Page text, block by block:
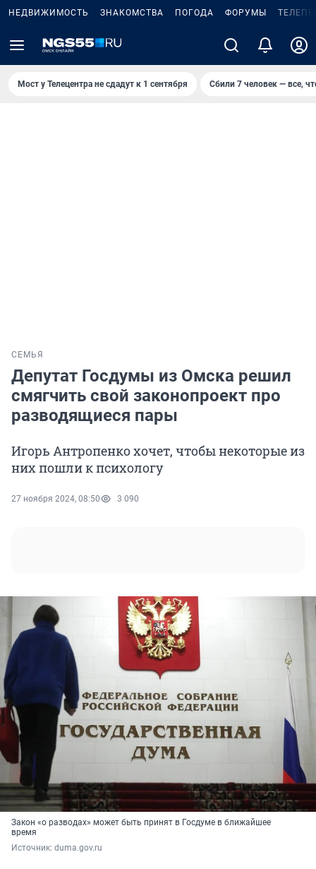
НЕДВИЖИМОСТЬ ЗНАКОМСТВА ПОГОДА ФОРУМЫ
Мост у Телецентра не сдадут к 1 сентября Сбили 7 человек — все,
СЕМЬЯ
Депутат Госдумы из Омска решил
смягчить свой законопроект про
разводящиеся пары
Игорь Антропенко хочет, чтобы некоторые из
них пошли к психологу
27 ноября 2024, 08:50 3 090
Закон «о разводах» может быть принят в Госдуме в ближайшее
время
Источник: duma.gov.ru